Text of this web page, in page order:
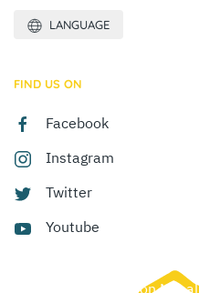
LANGUAGE
FIND US ON
Facebook
Instagram
Twitter
Youtube
Web Creation Nepal